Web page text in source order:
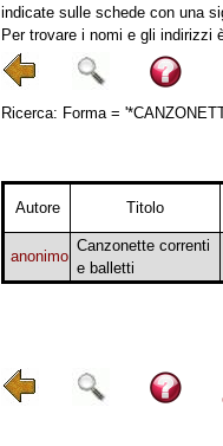
indicate sulle schede con una
Per trovare i nomi e gli indirizzi
Ricerca: Forma =
Autore Titolo
anonimo
Canzonette correnti
e balletti